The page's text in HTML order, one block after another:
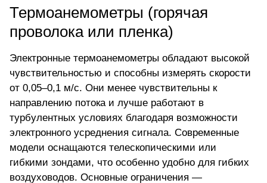
Термоанемометры (горячая
проволока или пленка)
Электронные термоанемометры обладают высокой
чувствительностью и способны измерять скорости
от 0,05–0,1 м/с. Они менее чувствительны к
направлению потокаи лучше работают в
турбулентных условиях благодаря возможности
электронного усреднения сигнала. Современные
модели оснащаются телескопическими или
гибкими зондами, что особенно удобно для гибких
воздуховодов. Основные ограничения —